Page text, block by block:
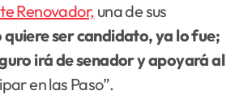
Renovador, una de sus
quiere ser candidato, ya lo fue;
irá de senador y apoyará al
en las Paso”.